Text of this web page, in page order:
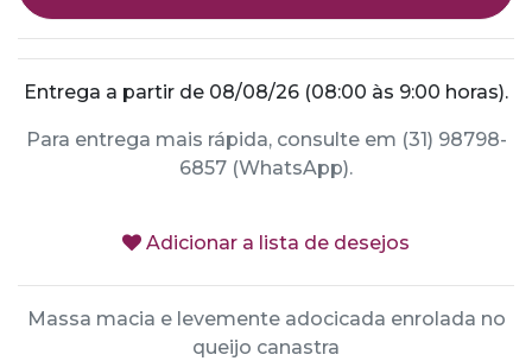
Entrega a partir de 08/08/26 (08:00 às 9:00 horas).
Para entrega mais rápida, consulte em (31) 98798-
6857 (WhatsApp).
Adicionar a lista de desejos
Massa macia e levemente adocicada enrolada no
queijo canastra